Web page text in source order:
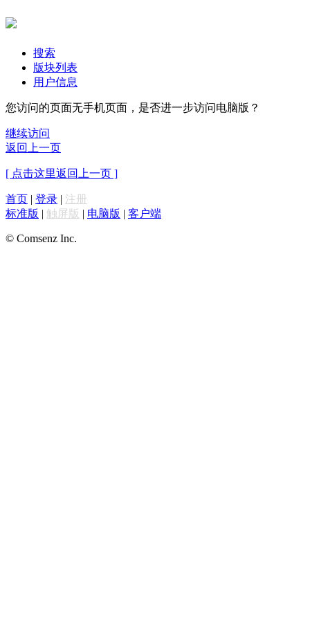
搜索
版块列表
用户信息
您访问的页面无手机页面，是否进一步访问电脑版？
继续访问
返回上一页
[ 点击这里返回上一页 ]
首页 | 登录 | 注册
标准版 | 触屏版 | 电脑版 | 客户端
© Comsenz Inc.